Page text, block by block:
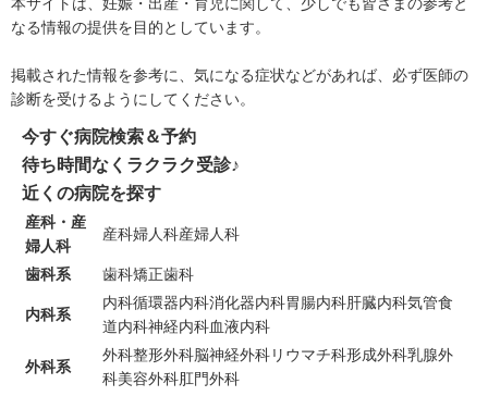
なる情報の提供を目的としています。
掲載された情報を参考に、気になる症状などがあれば、必ず医師の
診断を受けるようにしてください。
今すぐ病院検索＆予約
待ち時間なくラクラク受診♪
近くの病院を探す
産科・産
婦人科
産科婦人科産婦人科
歯科系 歯科矯正歯科
内科系
内科循環器内科消化器内科胃腸内科肝臓内科気管食
道内科神経内科血液内科
外科系
外科整形外科脳神経外科リウマチ科形成外科乳腺外
科美容外科肛門外科